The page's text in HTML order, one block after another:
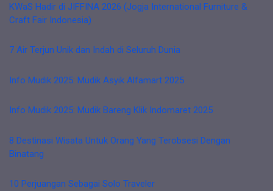
KWaS Hadir di JIFFINA 2026 (Jogja International Furniture &
Craft Fair Indonesia)
7 Air Terjun Unik dan Indah di Seluruh Dunia
Info Mudik 2025: Mudik Asyik Alfamart 2025
Info Mudik 2025: Mudik Bareng Klik Indomaret 2025
8 Destinasi Wisata Untuk Orang Yang Terobsesi Dengan
Binatang
10 Perjuangan Sebagai Solo Traveler